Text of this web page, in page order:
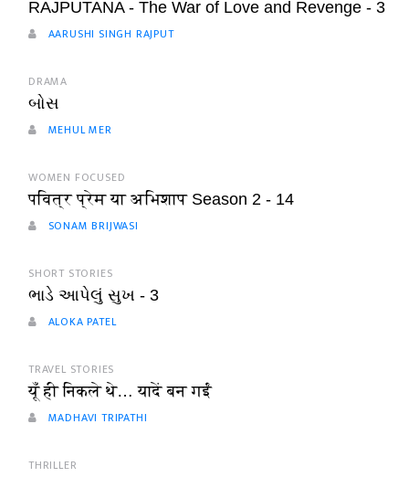
RAJPUTANA - The War of Love and Revenge - 3
AARUSHI SINGH RAJPUT
DRAMA
બોસ
MEHUL MER
WOMEN FOCUSED
पवित्र प्रेम या अभिशाप Season 2 - 14
SONAM BRIJWASI
SHORT STORIES
ભાડે આપેલું સુખ - 3
ALOKA PATEL
TRAVEL STORIES
यूँ ही निकले थे… यादें बन गईं
MADHAVI TRIPATHI
THRILLER